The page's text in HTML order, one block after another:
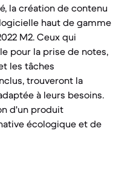
la création de contenu
haut de gamme
M2. Ceux qui
pour la prise de notes,
les tâches
trouveront la
à leurs besoins.
d'un produit
écologique et de